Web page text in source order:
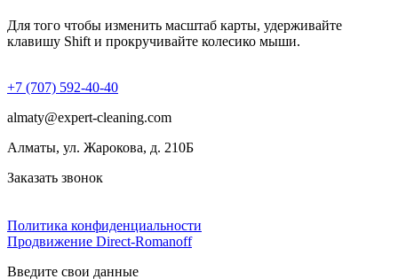
Для того чтобы изменить масштаб карты, удерживайте
клавишу Shift и прокручивайте колесико мыши.
+7 (707) 592-40-40
almaty@expert-cleaning.com
Алматы, ул. Жарокова, д. 210Б
Заказать звонок
Политика конфиденциальности
Продвижение Direct‑Romanoff
Введите свои данные